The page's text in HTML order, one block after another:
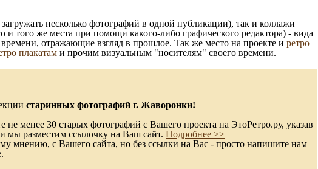
несколько фотографий в одной публикации), так и коллажи
того же места при помощи какого-либо графического редактора) - вида
отражающие взгляд в прошлое. Так же место на проекте и ретро
плакатам и прочим визуальным "носителям" своего времени.
старинных фотографий г. Жаворонки!
менее 30 старых фотографий с Вашего проекта на ЭтоРетро.ру, указав
мы разместим ссылочку на Ваш сайт. Подробнее >>
мнению, с Вашего сайта, но без ссылки на Вас - просто напишите нам